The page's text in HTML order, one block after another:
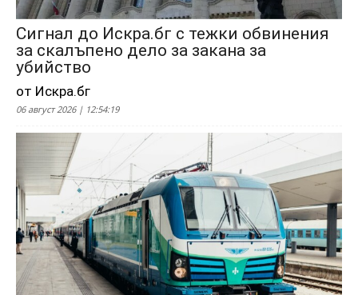
Сигнал до Искра.бг с тежки обвинения
за скалъпено дело за закана за
убийство
от Искра.бг
06 август 2026 | 12:54:19